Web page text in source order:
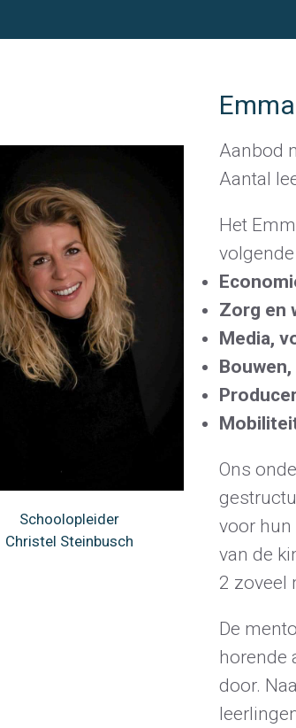
Schoolopleider
Christel Steinbusch
Aanbod
Aantal
Het
Zorg en
Media,
Ons
voor hun
van de
2 zoveel
De
horende
door.